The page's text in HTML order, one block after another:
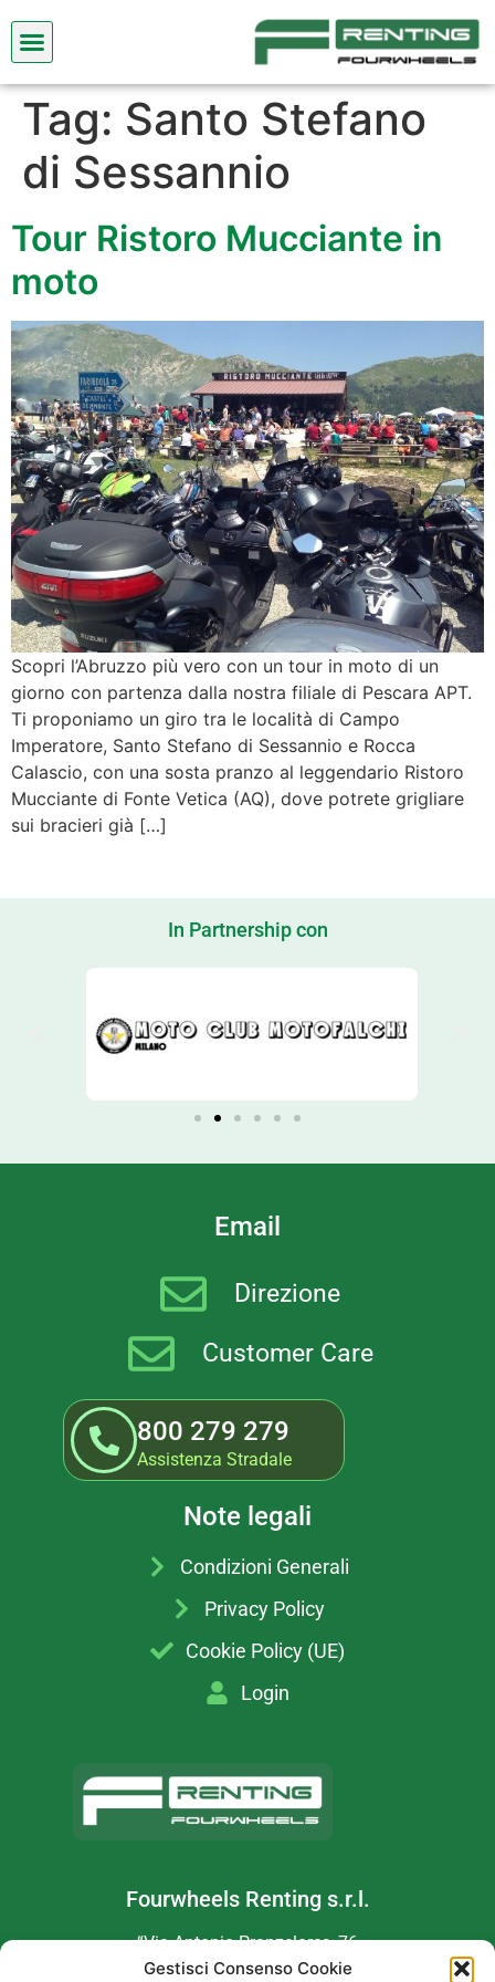
Gestisci Consenso Cookie
Tag: Santo Stefano
di Sessannio
Tour Ristoro Mucciante in
moto
Scopri l’Abruzzo più vero con un tour in moto di un
giorno con partenza dalla nostra filiale di Pescara APT.
Ti proponiamo un giro tra le località di Campo
Imperatore, Santo Stefano di Sessannio e Rocca
Calascio, con una sosta pranzo al leggendario Ristoro
Mucciante di Fonte Vetica (AQ), dove potrete grigliare
sui bracieri già […]
In Partnership con
Email
Direzione
Customer Care
800 279 279
Assistenza Stradale
Note legali
Condizioni Generali
Privacy Policy
Cookie Policy (UE)
Login
Fourwheels Renting s.r.l.
“Via Antonio Pranzelores, 76
38121 Trento TN